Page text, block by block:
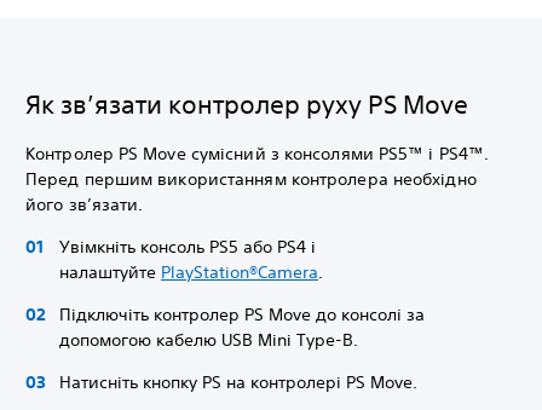
Як зв’язати контролер руху PS Move
Контролер PS Move сумісний з консолями PS5™ і PS4™.
Перед першим використанням контролера необхідно
його зв’язати.
Увімкніть консоль PS5 або PS4 і
налаштуйте PlayStation®Camera
Підключіть контролер PS Move до консолі за
допомогою кабелю USB Mini Type-B.
Натисніть кнопку PS на контролері PS Move.